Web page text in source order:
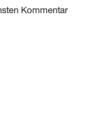
Kommentar